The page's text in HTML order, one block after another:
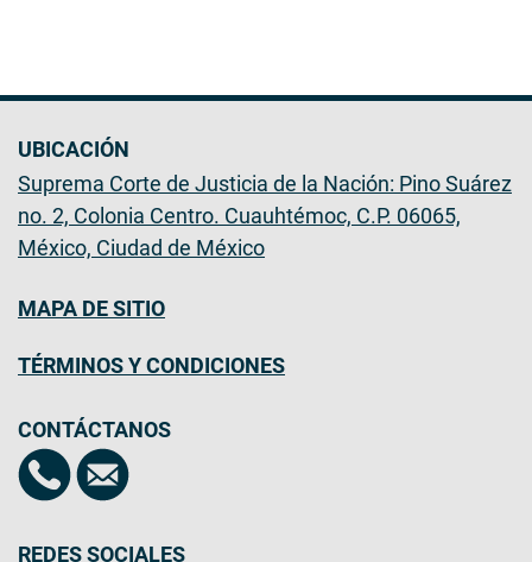
UBICACIÓN
Suprema Corte de Justicia de la Nación: Pino Suárez
no. 2, Colonia Centro. Cuauhtémoc, C.P. 06065,
México, Ciudad de México
MAPA DE SITIO
TÉRMINOS Y CONDICIONES
CONTÁCTANOS
REDES SOCIALES